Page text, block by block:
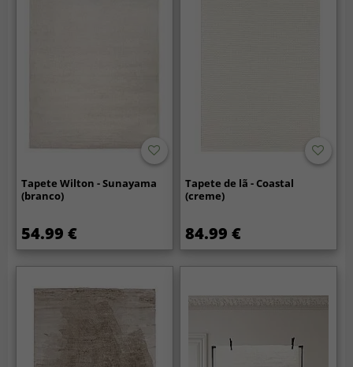
Tapete Wilton - Sunayama
(branco)
54.99 €
Tapete de lã - Coastal
(creme)
84.99 €